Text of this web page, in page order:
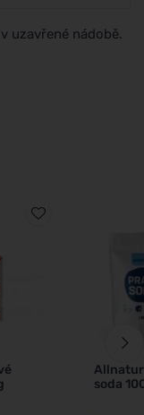
uzavřené nádobě.
soda